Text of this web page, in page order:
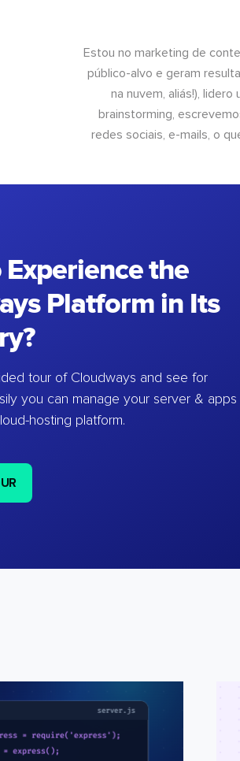
Estou no marketing de
público-alvo e geram
na nuvem, aliás!),
brainstorming,
redes sociais, e-mails, o
the
Platform in Its
tour of Cloudways and see for
you can manage your server & apps
hosting platform.